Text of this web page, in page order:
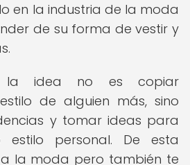
en la industria de la moda
de su forma de vestir y
la idea no es copiar
de alguien más, sino
y tomar ideas para
personal. De esta
la moda pero también te